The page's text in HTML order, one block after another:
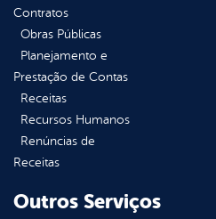
Contratos
Obras Públicas
Planejamento e
Prestação de Contas
Receitas
Recursos Humanos
Renúncias de
Receitas
Outros Serviços